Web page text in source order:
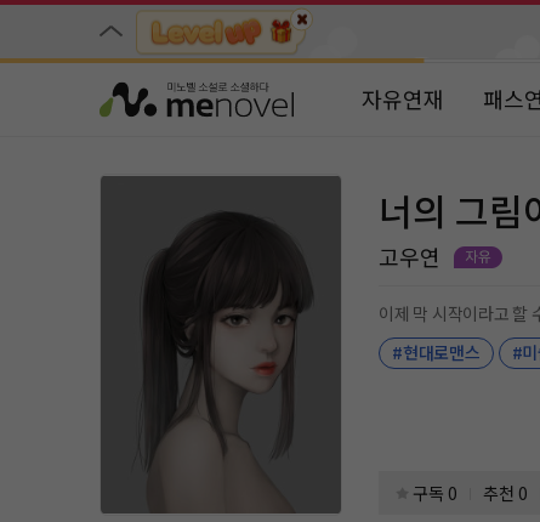
자유연재 패스
너의 그림
고우연
이제 막 시작이라고 할
#현대로맨스
#
구독 0 추천 0